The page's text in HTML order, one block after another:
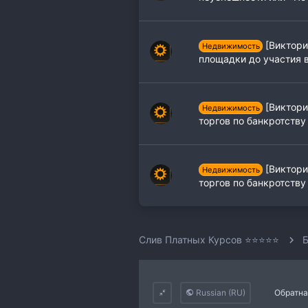
Недвижимость
площадки до участия
Недвижимость
торгов по
Недвижимость
торгов по
Слив Платных Курсов ⭐⭐⭐⭐⭐
Russian (RU)